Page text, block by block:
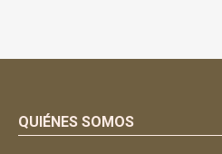
QUIÉNES SOMOS